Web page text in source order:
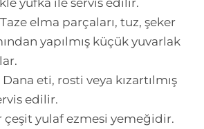
Taze elma parçaları, tuz, şeker
yapılmış küçük yuvarlak
Dana eti, rosti veya kızartılmış
edilir.
çeşit yulaf ezmesi yemeğidir.